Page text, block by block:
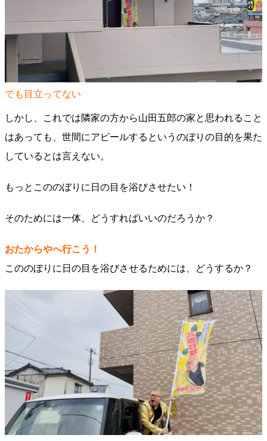
でも目立ってない
しかし、これでは隣家の方から山田五郎の家と思われること
はあっても、世間にアピールするというのぼりの目的を果た
しているとは言えない。
もっとこののぼりに日の目を浴びさせたい！
そのためには一体、どうすればいいのだろうか？
おたからやへ行こう！
こののぼりに日の目を浴びさせるためには、どうするか？